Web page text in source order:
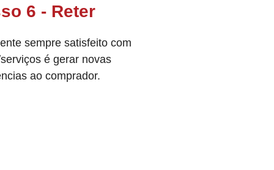
6 - Reter
sempre satisfeito com
é gerar novas
ao comprador.